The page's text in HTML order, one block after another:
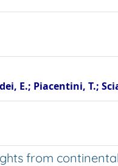
E.; Piacentini, T.;
from